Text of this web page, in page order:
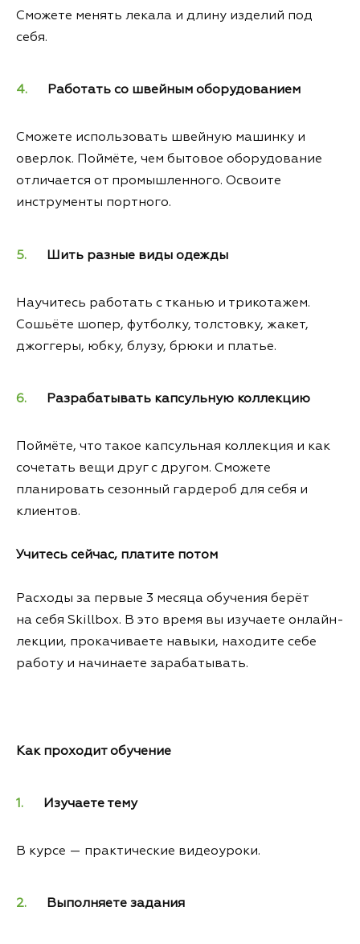
Сможете менять лекала и длину изделий под
себя.
Работать со швейным оборудованием
Сможете использовать швейную машинку и
оверлок. Поймёте, чем бытовое оборудование
отличается от промышленного. Освоите
инструменты портного.
Шить разные виды одежды
Научитесь работать с тканью и трикотажем.
Сошьёте шопер, футболку, толстовку, жакет,
джоггеры, юбку, блузу, брюки и платье.
Разрабатывать капсульную коллекцию
Поймёте, что такое капсульная коллекция и как
сочетать вещи друг с другом. Сможете
планировать сезонный гардероб для себя и
клиентов.
Учитесь сейчас, платите потом
Расходы за первые 3 месяца обучения берёт
на себя Skillbox. В это время вы изучаете онлайн-
лекции, прокачиваете навыки, находите себе
работу и начинаете зарабатывать.
Как проходит обучение
Изучаете тему
В курсе — практические видеоуроки.
Выполняете задания